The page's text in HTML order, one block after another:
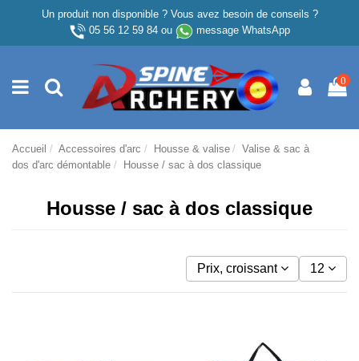
Un produit non disponible ? Vous avez besoin de conseils ?
05 56 12 59 84ou message WhatsApp
0
Accueil Accessoires d'arc Housse & valise
Valise & sac à
dos d'arc démontable
Housse / sac à dos classique
Housse / sac à dos classique
Prix, croissant 12